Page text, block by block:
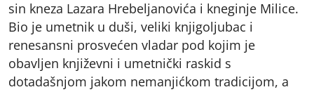
sin kneza Lazara Hrebeljanovića i kneginje Milice.
Bio je umetnik u duši, veliki knjigoljubac i
renesansni prosvećen vladar pod kojim je
obavljen književni i umetnički raskid s
dotadašnjom jakom nemanjićkom tradicijom, a